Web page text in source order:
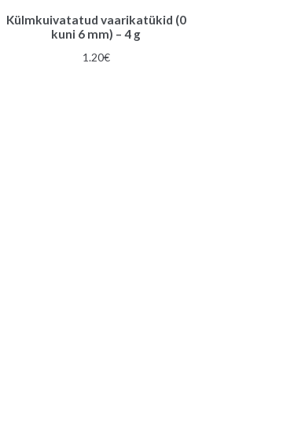
Külmkuivatatud vaarikatükid (0
kuni 6 mm) – 4 g
1.20€